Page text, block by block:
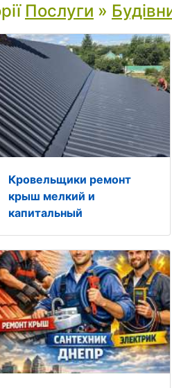
Послуги »
Кровельщики ремонт
крыш мелкий и
капитальный